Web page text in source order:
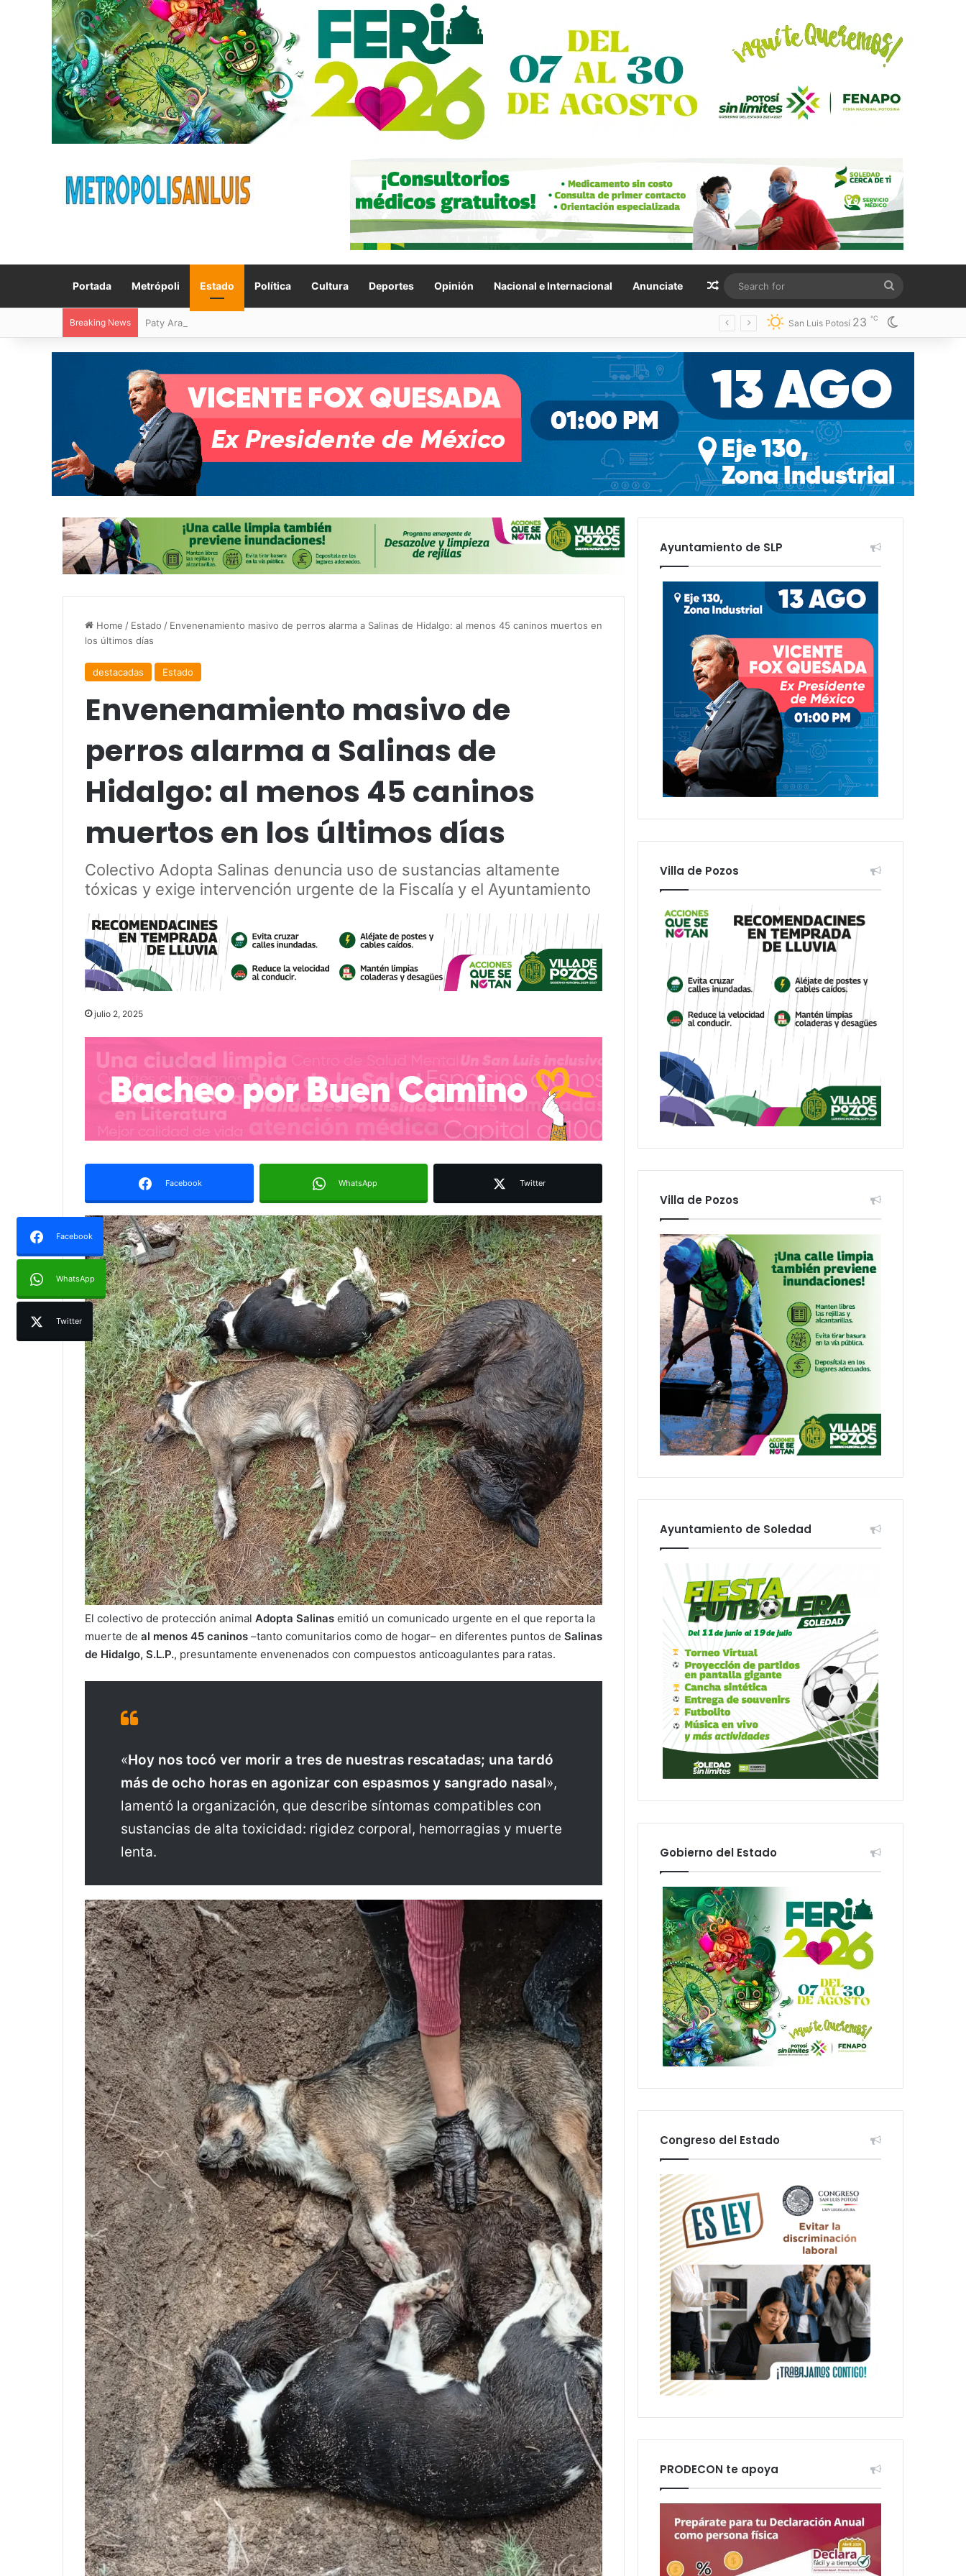
Portada Metrópoli Estado Política Cultura Deportes Opinión Nacional e Internacional Anunciate Random Article
for
Breaking News Paty Aradillas destaca impacto del nuevo desnivel de Circuito Potosí en la movilidad de Villa de Pozos San Luis Potosí 23 ℃
Home / Estado / Envenenamiento masivo de perros alarma a Salinas de Hidalgo: al menos 45 caninos muertos en
los últimos días
destacadas Estado
Envenenamiento masivo de
perros alarma a Salinas de
Hidalgo: al menos 45 caninos
muertos en los últimos días
Colectivo Adopta Salinas denuncia uso de sustancias altamente
tóxicas y exige intervención urgente de la Fiscalía y el Ayuntamiento
julio 2, 2025
Facebook WhatsApp Twitter
Facebook
WhatsApp
Twitter
El colectivo de protección animal Adopta Salinas emitió un comunicado urgente en el que reporta la
muerte de al menos 45 caninos –tanto comunitarios como de hogar– en diferentes puntos de Salinas
de Hidalgo, S.L.P., presuntamente envenenados con compuestos anticoagulantes para ratas.
«Hoy nos tocó ver morir a tres de nuestras rescatadas; una tardó
más de ocho horas en agonizar con espasmos y sangrado nasal»,
lamentó la organización, que describe síntomas compatibles con
sustancias de alta toxicidad: rigidez corporal, hemorragias y muerte
lenta.
Ayuntamiento de SLP
Villa de Pozos
Villa de Pozos
Ayuntamiento de Soledad
Gobierno del Estado
Congreso del Estado
PRODECON te apoya